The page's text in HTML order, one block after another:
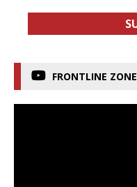
FRONTLINE ZONE